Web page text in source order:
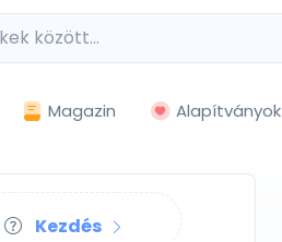
Magazin Alapítványok
Kezdés